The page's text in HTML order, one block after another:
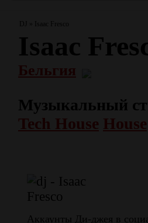
DJ » Isaac Fresco
Isaac
Бельгия
Музыкальный
Tech House House
Аккаунты Ди-джея в